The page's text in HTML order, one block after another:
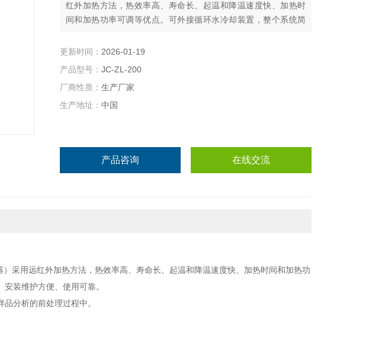
红外加热方法，热效率高、寿命长、起温和降温速度快、加热时
间和加热功率可调等优点。可外接循环水冷却装置，整个系统简
药、材料等行业需蒸馏的样品分析的前处理过程中。尤其适合氨
更新时间： 2026-01-19
产品型号： JC-ZL-200
厂商性质： 生产厂家
生产地址： 中国
产品咨询 在线交流
）采用远红外加热方法，热效率高、寿命长、起温和降温速度快、加热时间和加热功
装维护方便、使用可靠。
分析的前处理过程中。